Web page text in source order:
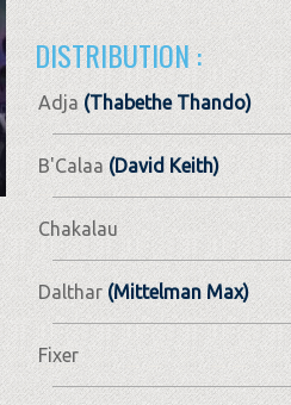
DISTRIBUTION :
Adja (Thabethe Thando)
B'Calaa (David Keith)
Chakalau
Dalthar (Mittelman Max)
Fixer